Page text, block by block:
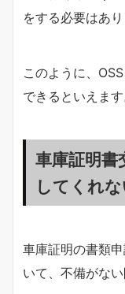
をする必要はあり
このように、
できるといえます
車庫証明書
してくれ
車庫証明の書類
いて、不備がな